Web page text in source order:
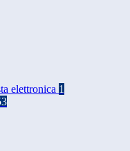
elettronica 1